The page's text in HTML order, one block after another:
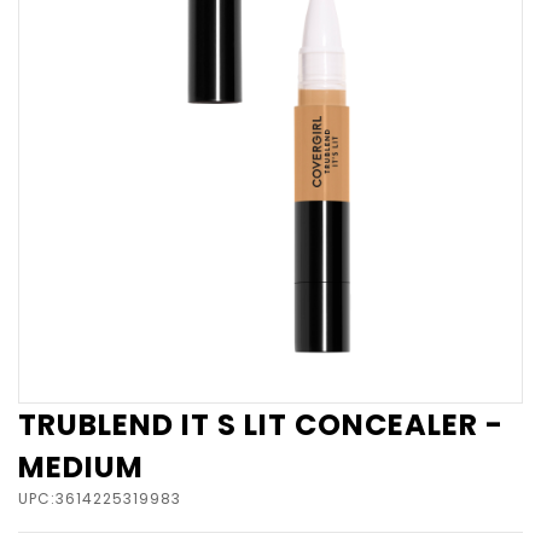
TRUBLEND IT S LIT CONCEALER -
MEDIUM
UPC:3614225319983